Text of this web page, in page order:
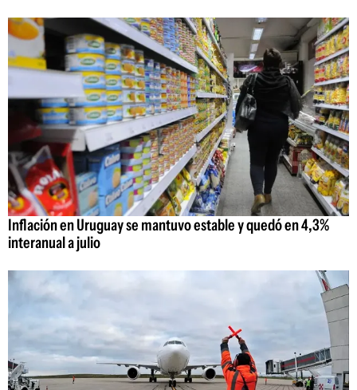
Inflación en Uruguay se mantuvo estable y quedó en 4,3%
interanual a julio